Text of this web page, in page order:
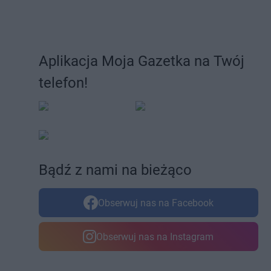
Aplikacja Moja Gazetka na Twój
telefon!
Bądź z nami na bieżąco
Obserwuj nas na Facebook
Obserwuj nas na Instagram